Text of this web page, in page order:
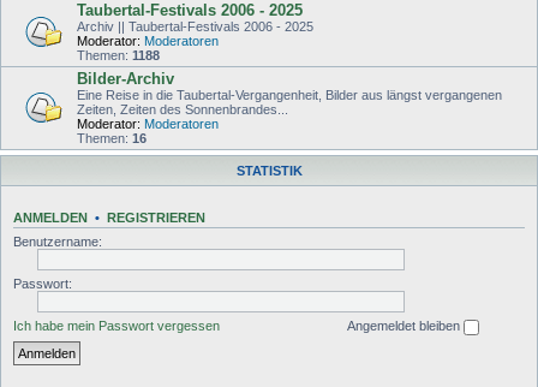
Taubertal-Festivals 2006 - 2025
Archiv || Taubertal-Festivals 2006 - 2025
Moderator: Moderatoren
Themen: 1188
Bilder-Archiv
Eine Reise in die Taubertal-Vergangenheit, Bilder aus längst vergangenen
Zeiten, Zeiten des Sonnenbrandes...
Moderator: Moderatoren
Themen: 16
STATISTIK
ANMELDEN • REGISTRIEREN
Benutzername:
Passwort:
Ich habe mein Passwort vergessen Angemeldet bleiben